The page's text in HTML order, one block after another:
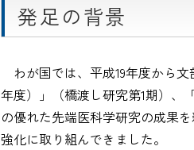
発足の背景
わが国では、平成19年度から
年度）」（橋渡し研究第1期）、
の優れた先端医科学研究の成果
強化に取り組んできました。